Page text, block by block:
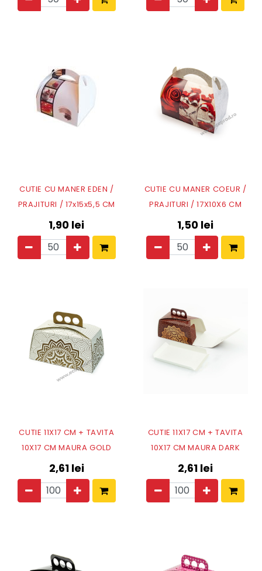
CUTIE CU MANER EDEN /
PRAJITURI / 17x15x5,5 CM
1,90 lei
CUTIE CU MANER COEUR /
PRAJITURI / 17X10X6 CM
1,50 lei
CUTIE 11X17 CM + TAVITA
10X17 CM MAURA GOLD
2,61lei
CUTIE 11X17 CM + TAVITA
10X17 CM MAURA DARK
2,61 lei